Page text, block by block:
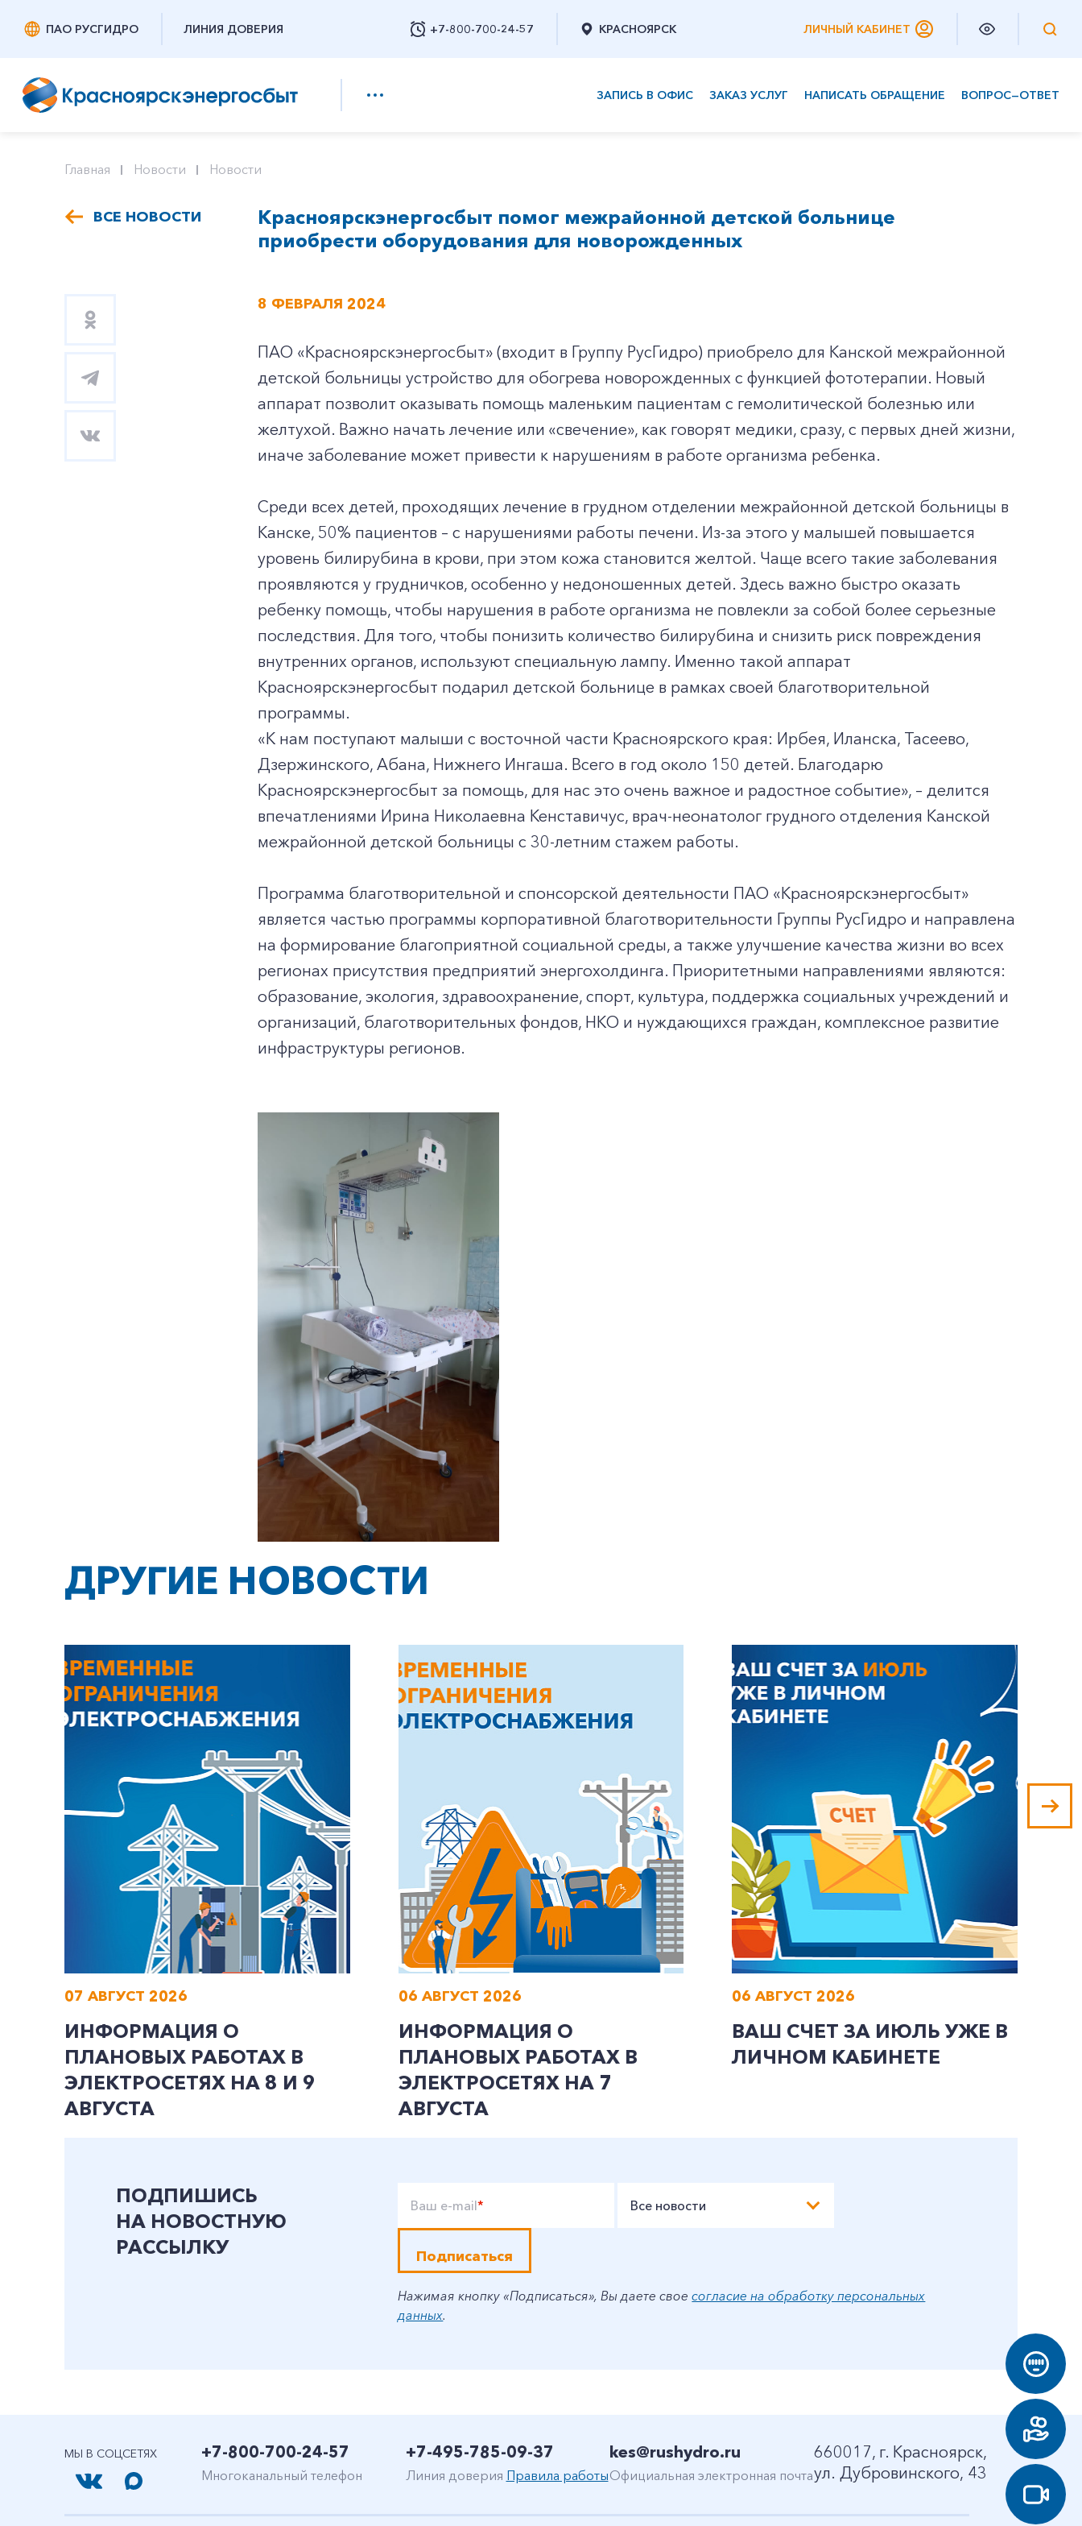
ПАО РУСГИДРО ЛИНИЯ ДОВЕРИЯ +7-800-700-24-57
Заказать обратный звонок
КРАСНОЯРСК ЛИЧНЫЙ КАБИНЕТ
ЗАПИСЬ В ОФИС ЗАКАЗ УСЛУГ НАПИСАТЬ ОБРАЩЕНИЕ ВОПРОС—ОТВЕТ
+7-800-700-24-57
Частным клиентам
Корпоративным клиентам
Главная Новости Новости
ВСЕ НОВОСТИ
Красноярскэнергосбыт помог межрайонной детской больнице
приобрести оборудования для новорожденных
8 ФЕВРАЛЯ 2024
ПАО «Красноярскэнергосбыт» (входит в Группу РусГидро) приобрело для Канской межрайонной
детской больницы устройство для обогрева новорожденных с функцией фототерапии. Новый
аппарат позволит оказывать помощь маленьким пациентам с гемолитической болезнью или
желтухой. Важно начать лечение или «свечение», как говорят медики, сразу, с первых дней жизни,
иначе заболевание может привести к нарушениям в работе организма ребенка.
Среди всех детей, проходящих лечение в грудном отделении межрайонной детской больницы в
Канске, 50% пациентов – с нарушениями работы печени. Из-за этого у малышей повышается
уровень билирубина в крови, при этом кожа становится желтой. Чаще всего такие заболевания
проявляются у грудничков, особенно у недоношенных детей. Здесь важно быстро оказать
ребенку помощь, чтобы нарушения в работе организма не повлекли за собой более серьезные
последствия. Для того, чтобы понизить количество билирубина и снизить риск повреждения
внутренних органов, используют специальную лампу. Именно такой аппарат
Красноярскэнергосбыт подарил детской больнице в рамках своей благотворительной
программы.
«К нам поступают малыши с восточной части Красноярского края: Ирбея, Иланска, Тасеево,
Дзержинского, Абана, Нижнего Ингаша. Всего в год около 150 детей. Благодарю
Красноярскэнергосбыт за помощь, для нас это очень важное и радостное событие», – делится
впечатлениями Ирина Николаевна Кенставичус, врач-неонатолог грудного отделения Канской
межрайонной детской больницы с 30-летним стажем работы.
Программа благотворительной и спонсорской деятельности ПАО «Красноярскэнергосбыт»
является частью программы корпоративной благотворительности Группы РусГидро и направлена
на формирование благоприятной социальной среды, а также улучшение качества жизни во всех
регионах присутствия предприятий энергохолдинга. Приоритетными направлениями являются:
образование, экология, здравоохранение, спорт, культура, поддержка социальных учреждений и
организаций, благотворительных фондов, НКО и нуждающихся граждан, комплексное развитие
инфраструктуры регионов.
ДРУГИЕ НОВОСТИ
07 АВГУСТ 2026
ИНФОРМАЦИЯ О
ПЛАНОВЫХ РАБОТАХ В
ЭЛЕКТРОСЕТЯХ НА 8 И 9
АВГУСТА
06 АВГУСТ 2026
ИНФОРМАЦИЯ О
ПЛАНОВЫХ РАБОТАХ В
ЭЛЕКТРОСЕТЯХ НА 7
АВГУСТА
06 АВГУСТ 2026
ВАШ СЧЕТ ЗА ИЮЛЬ УЖЕ В
ЛИЧНОМ КАБИНЕТЕ
ПОДПИШИСЬ
НА НОВОСТНУЮ
РАССЫЛКУ
Ваш e-mail* Все новости
Подписаться
Нажимая кнопку «Подписаться», Вы даете своесогласие на обработку персональных
данных.
МЫ В СОЦСЕТЯХ +7-800-700-24-57
Многоканальный телефон
+7-495-785-09-37
Линия доверия Правила работы
kes@rushydro.ru
Официальная электронная почта
660017, г. Красноярск,
ул. Дубровинского, 43